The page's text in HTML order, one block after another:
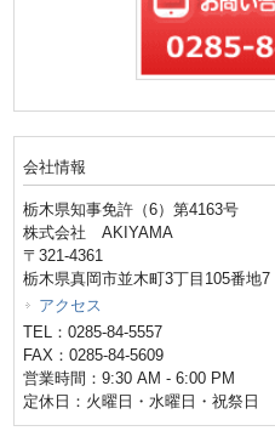
会社情報
栃木県知事免許（6）第4163号
株式会社 AKIYAMA
〒321-4361
栃木県真岡市並木町3丁目105番地7
アクセス
TEL：0285-84-5557
FAX：0285-84-5609
営業時間：9:30 AM - 6:00 PM
定休日：火曜日・水曜日・祝祭日